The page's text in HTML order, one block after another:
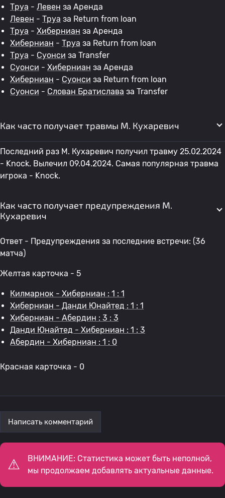
Труа - Левен за Аренда
Левен - Труа за Return from loan
Труа - Хиберниан за Аренда
Хиберниан - Труа за Return from loan
Труа - Суонси за Transfer
Суонси - Хиберниан за Аренда
Хиберниан - Суонси за Return from loan
Суонси - Слован Братислава за Transfer
Как часто получает травмы М. Кухаревич
Последний раз М. Кухаревич получил травму 25.02.2024
- Knock. Вылечил 09.04.2024. Самая популярная травма
игрока - Knock.
Как часто получает предупреждения М.
Кухаревич
Ответ - Предупреждения за последние встречи: (36
матча)
Желтая карточка - 5
Килмарнок - Хиберниан : 1 : 1
Хиберниан - Данди Юнайтед : 1 : 1
Хиберниан - Абердин : 3 : 3
Данди Юнайтед - Хиберниан : 1 : 3
Абердин - Хиберниан : 1 : 0
Красная карточка - 0
Написать комментарий
ВНИМАНИЕ: Статистика может быть неполной,
мы продолжаем добавлять актуальные данные.